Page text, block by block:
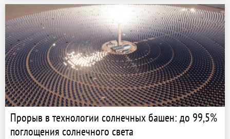
Прорыв в технологии солнечных башен: до 99,5%
поглощения солнечного света